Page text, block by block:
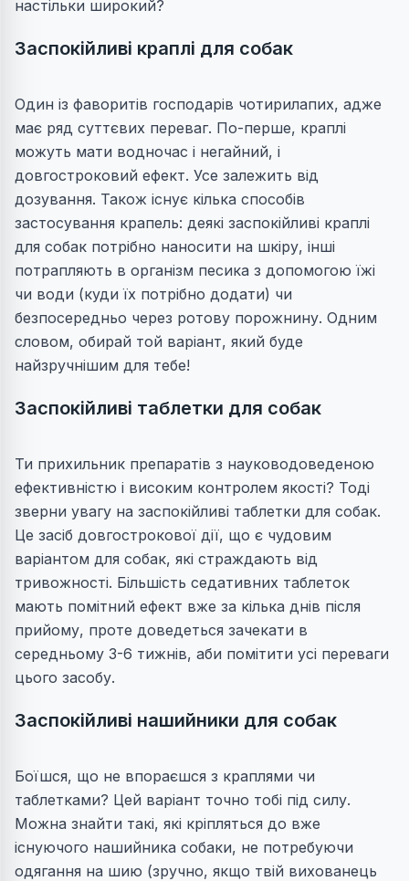
настільки широкий?
Заспокійливі краплі для собак
Один із фаворитів господарів чотирилапих, адже
має ряд суттєвих переваг. По-перше, краплі
можуть мати водночас і негайний, і
довгостроковий ефект. Усе залежить від
дозування. Також існує кілька способів
застосування крапель: деякі заспокійливі краплі
для собак потрібно наносити на шкіру, інші
потрапляють в організм песика з допомогою їжі
чи води (куди їх потрібно додати) чи
безпосередньо через ротову порожнину. Одним
словом, обирай той варіант, який буде
найзручнішим для тебе!
Заспокійливі таблетки для собак
Ти прихильник препаратів з науководоведеною
ефективністю і високим контролем якості? Тоді
зверни увагу на заспокійливі таблетки для собак.
Це засіб довгострокової дії, що є чудовим
варіантом для собак, які страждають від
тривожності. Більшість седативних таблеток
мають помітний ефект вже за кілька днів після
прийому, проте доведеться зачекати в
середньому 3-6 тижнів, аби помітити усі переваги
цього засобу.
Заспокійливі нашийники для собак
Боїшся, що не впораєшся з краплями чи
таблетками? Цей варіант точно тобі під силу.
Можна знайти такі, які кріпляться до вже
існуючого нашийника собаки, не потребуючи
одягання на шию (зручно, якщо твій вихованець